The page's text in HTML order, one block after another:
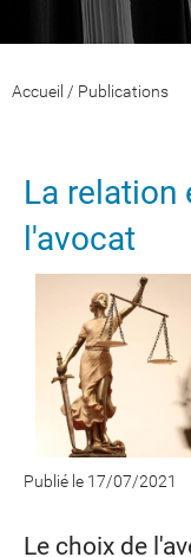
Accueil / Publications
La relation
l'avocat
Publié le 17/07/2021
Le choix de